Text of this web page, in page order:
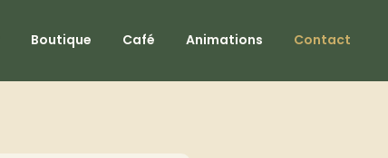
Boutique Café Animations Contact